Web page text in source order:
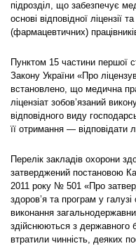
підрозділ, що забезпечує
основі відповідної ліцензії
(фармацевтичних) працівників
Пунктом 15 частини першої
Закону України «Про
встановлено, що медична
ліцензіат зобов’язаний
відповідного виду
її отримання — відповідати
Перелік закладів охорони
затверджений постановою
2011 року № 501 «Про
здоров’я та програм у
виконання
здійснюються з
втратили чинність, деяких